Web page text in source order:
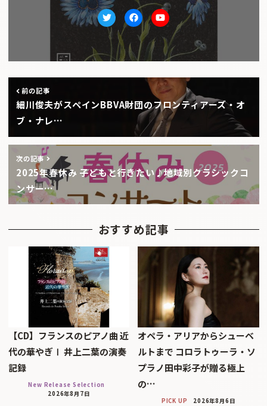
TwitterfacebookYoutube
前の記事
細川俊夫がスペインBBVA財団のフロンティアーズ・オ
ブ・ナレ…
次の記事
2025年春休み 子どもと行きたい♪地域別クラシックコ
ンサー…
おすすめ記事
【CD】フランスのピアノ曲 近
代の華やぎⅠ 井上二葉の演奏
記録
New Release Selection
2026年8月7日
オペラ・アリアからシューベ
ルトまで コロラトゥーラ・ソ
プラノ田中彩子が贈る極上
の…
PICK UP 2026年8月6日